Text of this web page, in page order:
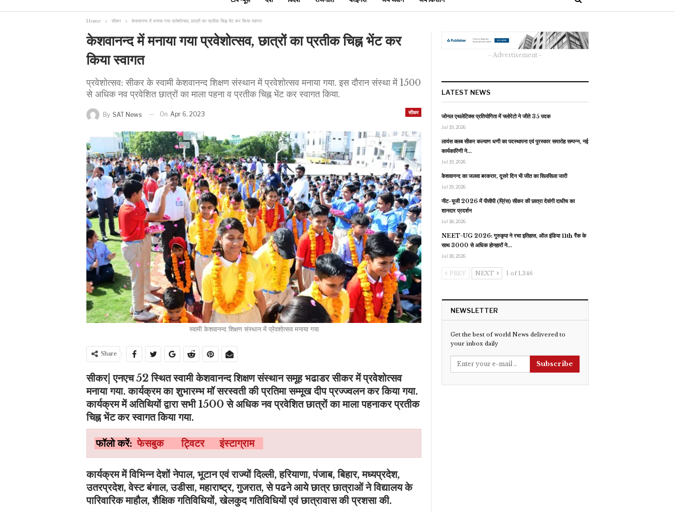
Home सीकर केशवानन्द में मनाया गया प्रवेशोत्सव, छात्रों का प्रतीक चिह्न भेंट कर किया स्वागत
केशवानन्द में मनाया गया प्रवेशोत्सव, छात्रों का प्रतीक चिह्न भेंट कर
किया स्वागत
प्रवेशोत्सव: सीकर के स्वामी केशवानन्द शिक्षण संस्थान में प्रवेशोत्सव मनाया गया. इस दौरान संस्था में 1500
से अधिक नव प्रवेशित छात्रों का माला पहना व प्रतीक चिह्न भेंट कर स्वागत किया.
सीकर
By SAT News On Apr 6, 2023
स्वामी केशवानन्द शिक्षण संस्थान में प्रेवशोत्सव मनाया गया
Share
सीकर| एनएच 52 स्थित स्वामी केशवानन्द शिक्षण संस्थान समूह भढाडर सीकर में प्रवेशोत्सव
मनाया गया. कार्यक्रम का शुभारम्भ मॉ सरस्वती की प्रतिमा सम्मूख दीप प्रज्ज्वलन कर किया गया.
कार्यक्रम में अतिथियों द्वारा सभी 1500 से अधिक नव प्रवेशित छात्रों का माला पहनाकर प्रतीक
चिह्न भेंट कर स्वागत किया गया.
फॉलो करें:फेसबुक ट्विटर इंस्टाग्राम
कार्यक्रम में विभिन्न देशों नेपाल, भूटान एवं राज्यों दिल्ली, हरियाणा, पंजाब, बिहार, मध्यप्रदेश,
उतरप्रदेश, वेस्ट बंगाल, उडीसा, महाराष्ट्र, गुजरात, से पढने आये छात्र छात्राओं ने विद्यालय के
पारिवारिक माहौल, शैक्षिक गतिविधियों, खेलकुद गतिविधियों एवं छात्रावास की प्रशसा की.
- Advertisement -
LATEST NEWS
जोनल एथलेटिक्स प्रतियोगिता में फ्लोरेटो ने जीते 35 पदक
Jul 19, 2026
लायंस क्लब सीकर कल्याण धणी का पदस्थापना एवं पुरस्कार समारोह सम्पन्न, नई
कार्यकारिणी ने…
Jul 19, 2026
केशवानन्द का जलवा बरकरार, दूसरे दिन भी जीत का सिलसिला जारी
Jul 19, 2026
नीट-यूजी 2026 में पीसीपी (प्रिंस) सीकर की छात्रा देवांगी दाधीच का
शानदार प्रदर्शन
Jul 18, 2026
NEET-UG 2026: गुरुकृपा ने रचा इतिहास, ऑल इंडिया 11th रैंक के
साथ 3000 से अधिक होनहारों ने…
Jul 18, 2026
PREV NEXT 1 of 1,346
NEWSLETTER
Get the best of world News delivered to
your inbox daily
Subscribe